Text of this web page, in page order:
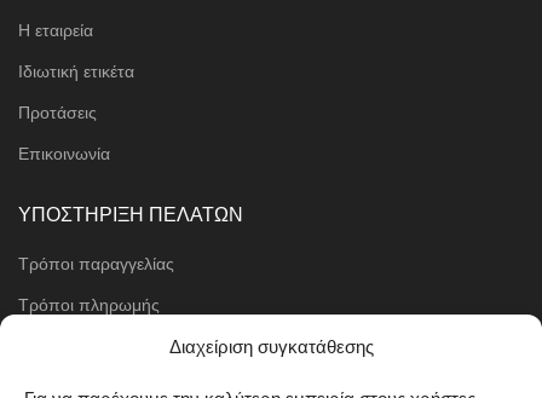
Διαχείριση συγκατάθεσης
Η εταιρεία
Ιδιωτική ετικέτα
Προτάσεις
Επικοινωνία
ΥΠΟΣΤΗΡΙΞΗ ΠΕΛΑΤΩΝ
Τρόποι παραγγελίας
Τρόποι πληρωμής
Μέθοδοι αποστολής